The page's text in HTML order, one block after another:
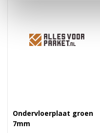
Ondervloerplaat groen
7mm